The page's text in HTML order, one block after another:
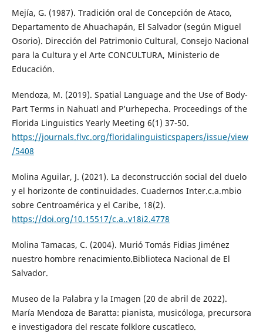
Mejía, G. (1987). Tradición oral de Concepción de Ataco,
Departamento de Ahuachapán, El Salvador (según Miguel
Osorio). Dirección del Patrimonio Cultural, Consejo Nacional
para la Cultura y el Arte CONCULTURA, Ministerio de
Educación.
Mendoza, M. (2019). Spatial Language and the Use of Body-
Part Terms in Nahuatl and P’urhepecha. Proceedings of the
Florida Linguistics Yearly Meeting 6(1) 37-50.
https://journals.flvc.org/floridalinguisticspapers/issue/view
/5408
Molina Aguilar, J. (2021). La deconstrucción social del duelo
y el horizonte de continuidades. Cuadernos Inter.c.a.mbio
sobre Centroamérica y el Caribe, 18(2).
https://doi.org/10.15517/c.a..v18i2.4778
Molina Tamacas, C. (2004). Murió Tomás Fidias Jiménez
nuestro hombre renacimiento.Biblioteca Nacional de El
Salvador.
Museo de la Palabra y la Imagen (20 de abril de 2022).
María Mendoza de Baratta: pianista, musicóloga, precursora
e investigadora del rescate folklore cuscatleco.